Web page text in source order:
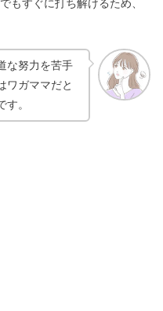
は効果が出すぎる？相
ールドの効果
バー1111は運命の人？
もすぐに打ち解けるため、
な努力を苦手
ワガママだと
。